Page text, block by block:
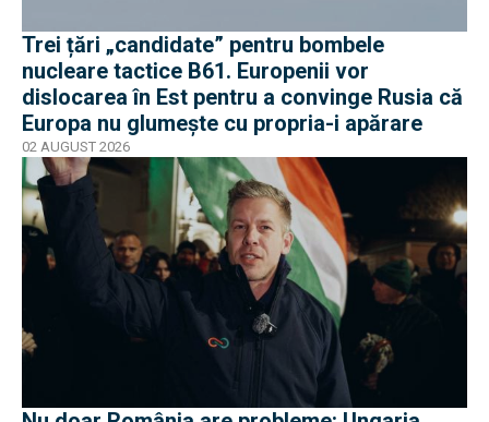
Trei țări „candidate” pentru bombele
nucleare tactice B61. Europenii vor
dislocarea în Est pentru a convinge Rusia că
Europa nu glumește cu propria-i apărare
02 AUGUST 2026